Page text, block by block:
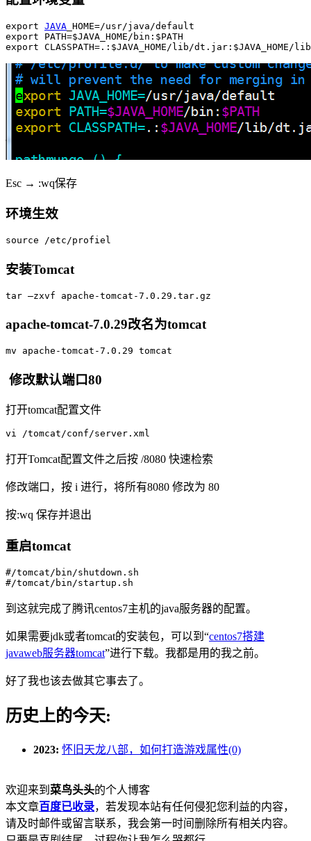
export JAVA _HOME=/usr/java/default
export PATH=$JAVA_HOME/bin:$PATH
export CLASSPATH=.:$JAVA_HOME/lib/
Esc → :wq保存
环境生效
source /etc/profiel
安装Tomcat
tar –zxvf apache-tomcat-7.0.29.tar.gz
apache-tomcat-7.0.29改名为tomcat
mv apache-tomcat-7.0.29 tomcat
修改默认端口80
打开tomcat配置文件
vi /tomcat/conf/server.xml
打开Tomcat配置文件之后按 /8080 快速检索
修改端口，按 i 进行，将所有8080 修改为 80
按:wq 保存并退出
重启tomcat
#/tomcat/bin/shutdown.sh
#/tomcat/bin/startup.sh
到这就完成了腾讯centos7主机的java服务器的配置。
如果需要jdk或者tomcat的安装包，可以到“centos7搭建
javaweb服务器tomcat”进行下载。我都是用的我之前。
好了我也该去做其它事去了。
历史上的今天:
2023: 怀旧天龙八部，如何打造游戏属性(0)
欢迎来到 菜鸟头头的个人博客
本文章百度已收录，若发现本站有任何侵犯您利益的内容，
请及时邮件或留言联系，我会第一时间删除所有相关内容。